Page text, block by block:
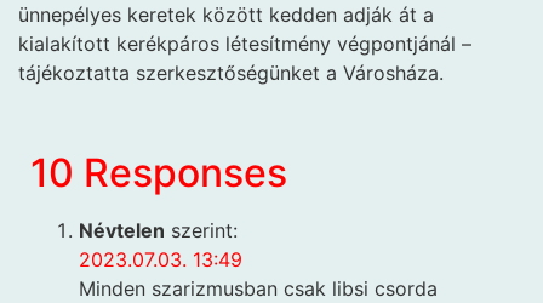
ünnepélyes keretek között kedden adják át a
kialakított kerékpáros létesítmény végpontjánál –
tájékoztatta szerkesztőségünket a Városháza.
10 Responses
Névtelen szerint:
2023.07.03. 13:49
Minden szarizmusban csak libsi csorda